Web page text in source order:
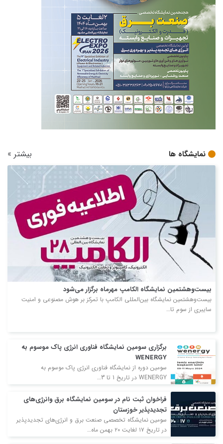
نمایشگاه ها بیشتر »
بیست‌وهشتمین نمایشگاه الکامپ مهرماه برگزار می‌شود
بیست‌وهشتمین نمایشگاه بین‌المللی الکامپ با تمرکز بر هوش مصنوعی و امنیت
سایبری از سوم تا…
برگزاری سومین نمایشگاه فناوری انرژی پاک موسوم به
WENERGY
سومین دوره از نمایشگاه فناوری انرژی پاک موسوم به
WENERGY در تاریخ 1 تا 3…
فراخوان ثبت نام در سومین نمایشگاه برق وانرژی‌های
تجدیدپذیر خوزستان
سومین نمایشگاه تخصصی صنعت برق و انرژی‌های تجدیدپذیر
در تاریخ ۱۷ لغایت ۲۰ بهمن ماه…